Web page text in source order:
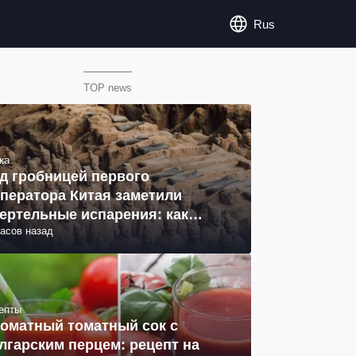
Rus
TOP news
гробницей первого
Китая заметили
испарения: как
(фото)
назад
томатный сок с
перцем: рецепт на